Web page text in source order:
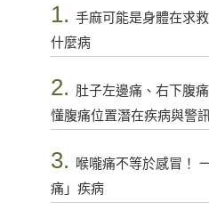
1. 手麻可能是身體在求
什麼病
2. 肚子左邊痛、右下腹
懂腹痛位置潛在疾病與警訊
3.
喉嚨痛不等於感冒！
痛」疾病